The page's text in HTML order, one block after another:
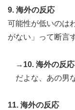
9. 海外の反応
可能性が低いのは
がない」って断言
→10. 海外の反応
だよな、あの男
11. 海外の反応